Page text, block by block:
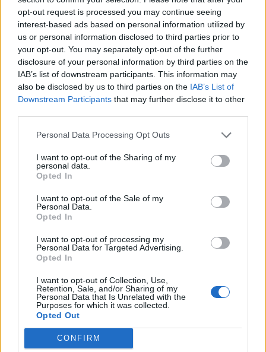
opt-out request is processed you may continue seeing
interest-based ads based on personal information utilized by
us or personal information disclosed to third parties prior to
your opt-out. You may separately opt-out of the further
disclosure of your personal information by third parties on the
IAB’s list of downstream participants. This information may
also be disclosed by us to third parties on the IAB’s List of
Downstream Participants that may further disclose it to other
Personal Data Processing Opt Outs
I want to opt-out of the Sharing of my
personal data.
Opted In
I want to opt-out of the Sale of my
Personal Data.
Opted In
I want to opt-out of processing my
Personal Data for Targeted Advertising.
Opted In
I want to opt-out of Collection, Use,
Retention, Sale, and/or Sharing of my
Personal Data that Is Unrelated with the
Purposes for which it was collected.
Opted Out
CONFIRM
ΣΧΕΤΙΚΑ ΑΡΘΡΑ